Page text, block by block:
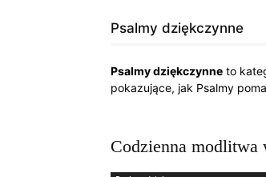
Psalmy dziękczynne
Psalmy dziękczynne to
pokazujące, jak Psalmy
Codzienna modlitwa